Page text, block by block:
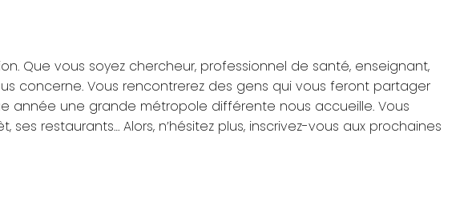
Que vous soyez chercheur, professionnel de santé, enseignant,
concerne. Vous rencontrerez des gens qui vous feront partager
année une grande métropole différente nous accueille. Vous
restaurants… Alors, n’hésitez plus, inscrivez-vous aux prochaines